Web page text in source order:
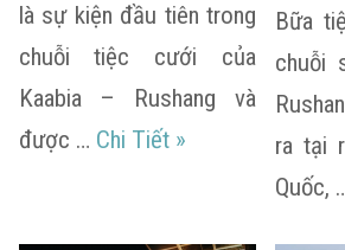
là sự kiện đầu tiên trong
chuỗi tiệc cưới của
Kaabia – Rushang và
được … Chi Tiết Tiệc cưới bí mật
»
Bữa
chuỗi
ra tại
Quốc,